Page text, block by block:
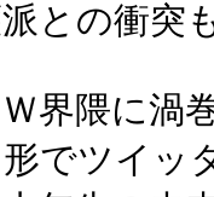
との衝突
Ｗ界隈に渦
でツイッ